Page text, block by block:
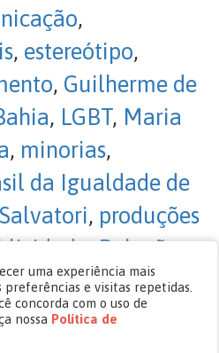
,
, estereótipo,
, Guilherme de
, LGBT, Maria
, minorias,
da Igualdade de
, produções
,Relações
Sales,Roberto
uma experiência mais
e visitas repetidas.
concorda com o uso de
nossa Política de